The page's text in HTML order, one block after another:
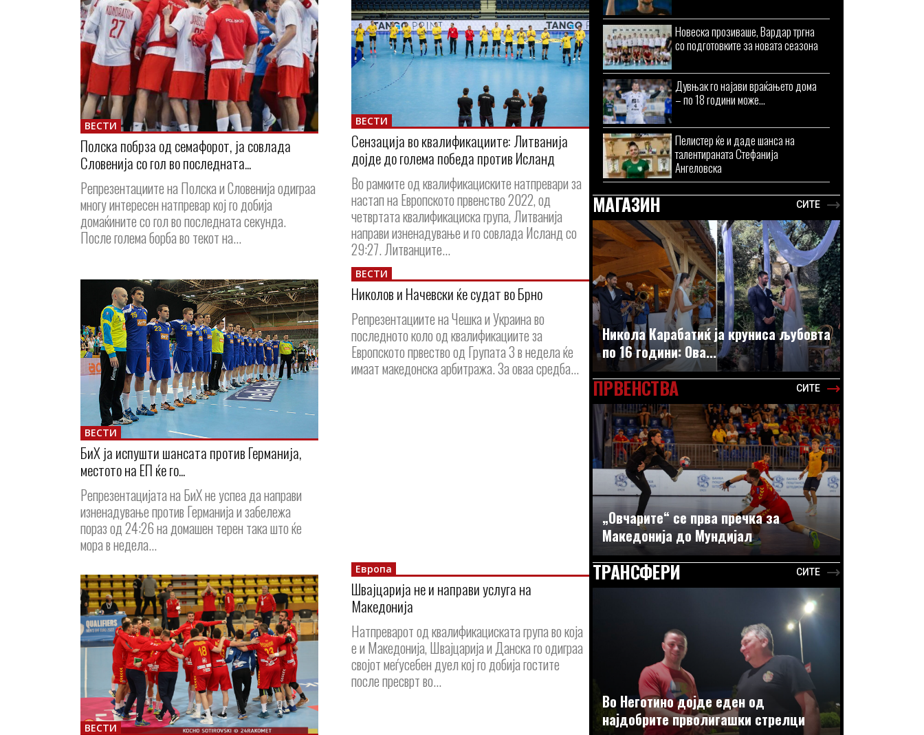
ВЕСТИ
Полска побрза од семафорот, ја совлада
Словенија со гол во последната...
Репрезентациите на Полска и Словенија одиграа
многу интересен натпревар кој го добија
домаќините со гол во последната секунда.
После голема борба во текот на...
ВЕСТИ
Сензација во квалификациите: Литванија
дојде до голема победа против Исланд
Во рамките од квалификациските натпревари за
настап на Европското првенство 2022, од
четвртата квалификациска група, Литванија
направи изненадување и го совлада Исланд со
29:27. Литванците...
ВЕСТИ
БиХ ја испушти шансата против Германија,
местото на ЕП ќе го...
Репрезентацијата на БиХ не успеа да направи
изненадување против Германија и забележа
пораз од 24:26 на домашен терен така што ќе
мора в недела...
ВЕСТИ
Николов и Начевски ќе судат во Брно
Репрезентациите на Чешка и Украина во
последното коло од квалификациите за
Европското првество од Групата 3 в недела ќе
имаат македонска арбитража. За оваа средба...
ВЕСТИ
Европа
Швајцарија не и направи услуга на
Македонија
Натпреварот од квалификациската група во која
е и Македонија, Швајцарија и Данска го одиграа
својот меѓусебен дуел кој го добија гостите
после пресврт во...
Новеска прозиваше, Вардар тргна
со подготовките за новата сеазона
Дувњак го најави враќањето дома
– по 18 години може...
Пелистер ќе и даде шанса на
талентираната Стефанија
Ангеловска
МАГАЗИН СИТЕ
Никола Карабатиќ ја круниса љубовта
по 16 години: Ова...
ПРВЕНСТВА СИТЕ
„Овчарите“ се прва пречка за
Македонија до Мундијал
ТРАНСФЕРИ СИТЕ
Во Неготино дојде еден од
најдобрите прволигашки стрелци